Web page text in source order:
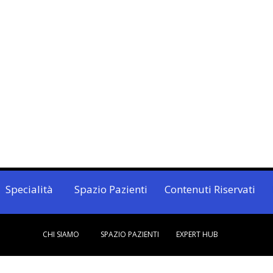
Specialità Spazio Pazienti Contenuti Riservati
CHI SIAMO SPAZIO PAZIENTI EXPERT HUB